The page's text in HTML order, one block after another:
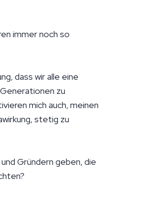
immer noch so
dass wir alle eine
zu
mich auch, meinen
stetig zu
Gründern geben, die